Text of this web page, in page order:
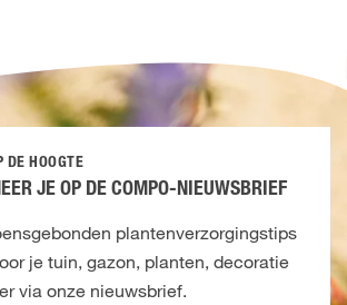
DE HOOGTE
JE OP DE COMPO-NIEUWSBRIEF
plantenverzorgingstips
je tuin, gazon, planten, decoratie
via onze nieuwsbrief.